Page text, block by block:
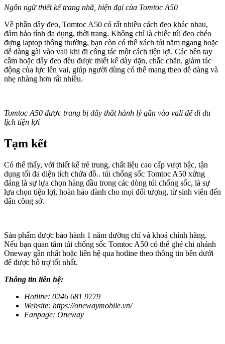
Ngôn ngữ thiết kế trang nhã, hiện đại của Tomtoc A50
Về phần dây đeo, Tomtoc A50 có rất nhiều cách đeo khác nhau,
đảm bảo tính đa dụng, thời trang. Không chỉ là chiếc túi đeo chéo
đựng laptop thông thường, bạn còn có thể xách túi nằm ngang hoặc
dễ dàng gài vào vali khi đi công tác một cách tiện lợi. Các bên tay
cầm hoặc dây đeo đều được thiết kế dày dặn, chắc chắn, giảm tác
động của lực lên vai, giúp người dùng có thể mang theo dễ dàng và
nhẹ nhàng hơn rất nhiều.
Tomtoc A50 được trang bị dây thắt hành lý gắn vào vali để đi du
lịch tiện lợi
Tạm kết
Có thể thấy, với thiết kế trẻ trung, chất liệu cao cấp vượt bậc, tận
dụng tối đa diện tích chứa đồ.. túi chống sốc Tomtoc A50 xứng
đáng là sự lựa chọn hàng đầu trong các dòng túi chống sốc, là sự
lựa chọn tiện lợi, hoàn hảo dành cho mọi đối tượng, từ sinh viên đến
dân công sở.
Sản phẩm được bảo hành 1 năm đường chỉ và khoá chính hãng.
Nếu bạn quan tâm túi chống sốc Tomtoc A50 có thể ghé chi nhánh
Oneway gần nhất hoặc liên hệ qua hotline theo thông tin bên dưới
để được hỗ trợ tốt nhất.
Thông tin liên hệ:
Hotline: 0246 681 9779
Website: https://onewaymobile.vn/
Fanpage: Oneway